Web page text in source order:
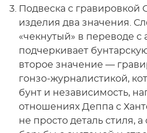
Подвеска с гравировкой
изделия два значения.
«чекнутый» в переводе с
подчеркивает
второе значение —
гонзо-журналистикой,
бунт и независимость,
отношениях Деппа с
не просто деталь стиля,